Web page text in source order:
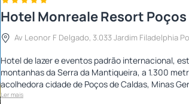
Hotel Monreale Resort Poços
Av Leonor F Delgado, 3.033 Jardim Filadelphia
Hotel de lazer e eventos padrão internacional,
montanhas da Serra da Mantiqueira, a 1.300
acolhedora cidade de Poços de Caldas, Minas
Ler mais